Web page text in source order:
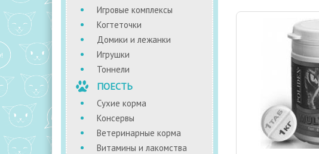
Игровые комплексы
Когтеточки
Домики и лежанки
Игрушки
Тоннели
ПОЕСТЬ
Сухие корма
Консервы
Ветеринарные корма
Витамины и лакомства